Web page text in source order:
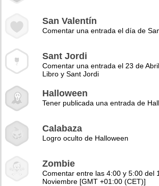
San Valentín
Comentar una entrada el día de
Sant Jordi
Comentar una entrada el 23 de
Libro y Sant Jordi
Halloween
Tener publicada una entrada de
Calabaza
Logro oculto de Halloween
Zombie
Comentar entre las 4:00 y 5:00 del
Noviembre [GMT +01:00 (CET)]